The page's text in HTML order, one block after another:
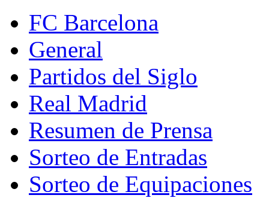
FC Barcelona
General
Partidos del Siglo
Real Madrid
Resumen de Prensa
Sorteo de Entradas
Sorteo de Equipaciones